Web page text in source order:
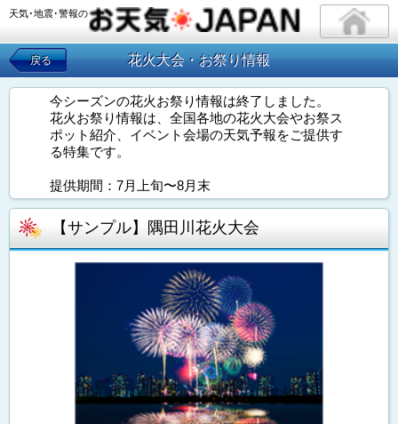
天気･地震･警報の
戻る 花火大会・お祭り情報
今シーズンの花火お祭り情報は終了しました。
花火お祭り情報は、全国各地の花火大会やお祭ス
ポット紹介、イベント会場の天気予報をご提供す
る特集です。
提供期間：7月上旬〜8月末
【サンプル】隅田川花火大会